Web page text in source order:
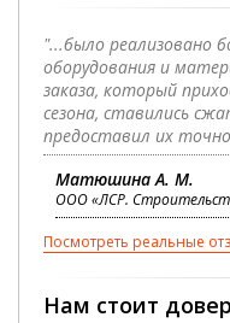
"...было реализовано
оборудования и
заказа, который
сезона, ставились
предоставил их
Матюшина А. М.
ООО «ЛСР.
Посмотреть реальные
Нам стоит